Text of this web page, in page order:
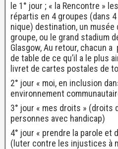
le 1° jour ; « la Rencontre »
répartis en 4 groupes (dans
nique) destination, un
groupe, ou le grand stadium
Glasgow, Au retour, chacun
de table de ce qu’il a le plus
livret de cartes postales de
2° jour « moi, en inclusion
environnement
3° jour « mes droits » (droits
personnes avec handicap)
4° jour « prendre la parole et
(luter contre les injustices à